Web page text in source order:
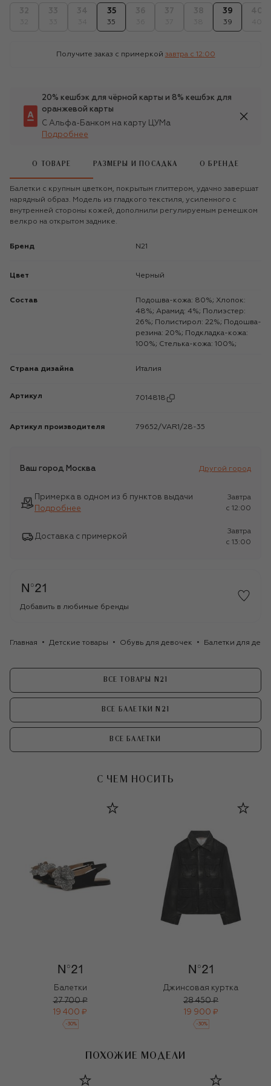
35
35
39
39
Получите заказ с примеркой завтра c 12:00
20% кешбэк для чёрной карты и 8% кешбэк для
оранжевой карты
С Альфа-Банком на карту ЦУМа
Подробнее
О ТОВАРЕ РАЗМЕРЫ И ПОСАДКА О БРЕНДЕ
Балетки с крупным цветком, покрытым глиттером, удачно завершат
нарядный образ. Модель из гладкого текстиля, усиленного с
внутренней стороны кожей, дополнили регулируемым ремешком
велкро на открытом заднике.
Бренд N21
Цвет Черный
Состав
Подошва-кожа: 80%; Хлопок:
48%; Арамид: 4%; Полиэстер:
26%; Полистирол: 22%; Подошва-
резина: 20%; Подкладка-кожа:
100%; Стелька-кожа: 100%;
Страна дизайна Италия
Артикул 7014818
Артикул производителя 79652/VAR1/28-35
Ваш город Москва Другой город
Примерка в одном из 6 пунктов выдачи
Подробнее
Завтра
c 12:00
Доставка с примеркой
Завтра
c 13:00
Добавить в любимые бренды
Главная Детские товары Обувь для девочек Балетки для
ВСЕ ТОВАРЫ N21
ВСЕ БАЛЕТКИ N21
ВСЕ БАЛЕТКИ
С ЧЕМ НОСИТЬ
Балетки
27 700 ₽
19 400 ₽
-30%
Джинсовая куртка
28 450 ₽
19 900 ₽
-30%
ПОХОЖИЕ МОДЕЛИ